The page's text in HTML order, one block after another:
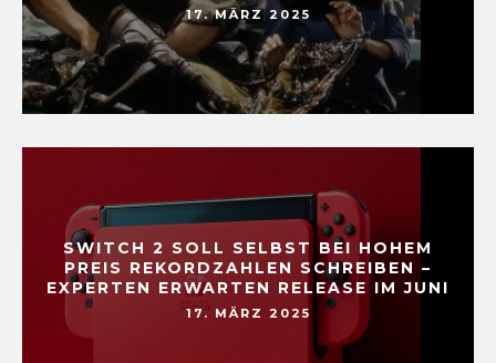
17. MÄRZ 2025
SWITCH 2 SOLL SELBST BEI HOHEM
PREIS REKORDZAHLEN SCHREIBEN –
EXPERTEN ERWARTEN RELEASE IM JUNI
17. MÄRZ 2025